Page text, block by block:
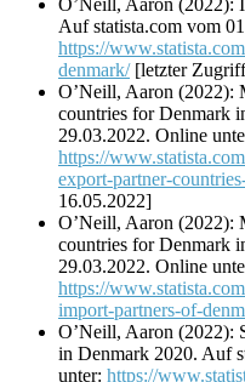
O’Neill, Aaron (2022):
Auf statista.com vom
https://
denmark/[letzter
O’Neill, Aaron (2022):
countries for Denmark
29.03.2022. Online
https://
export-partner-
16.05.2022]
O’Neill, Aaron (2022):
countries for Denmark
29.03.2022. Online
https://
import-partners-of-
O’Neill, Aaron (2022):
in Denmark 2020. Auf
unter: https://